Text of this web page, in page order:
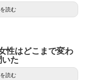
読む
性はどこまで変わ
た
読む